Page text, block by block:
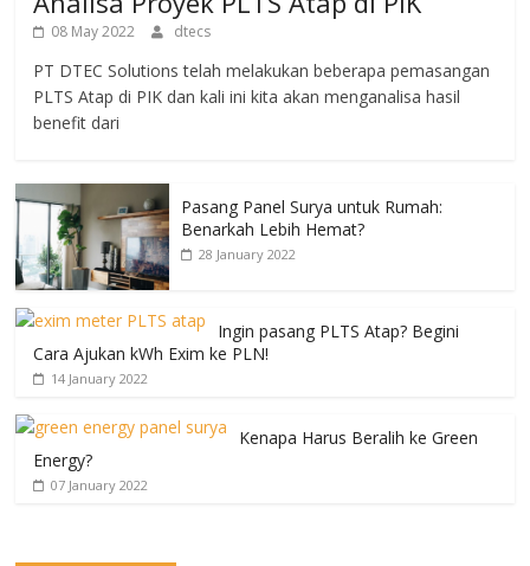
08 May 2022 dtecs
PT DTEC Solutions telah melakukan beberapa pemasangan
PLTS Atap di PIK dan kali ini kita akan menganalisa hasil
benefit dari
Pasang Panel Surya untuk Rumah:
Benarkah Lebih Hemat?
28 January 2022
Ingin pasang PLTS Atap? Begini
Cara Ajukan kWh Exim ke PLN!
14 January 2022
Kenapa Harus Beralih ke Green
Energy?
07 January 2022